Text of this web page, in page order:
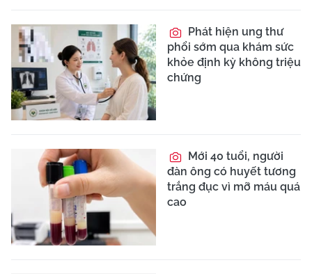
Phát hiện ung thư
phổi sớm qua khám sức
khỏe định kỳ không triệu
chứng
Mới 40 tuổi, người
đàn ông có huyết tương
trắng đục vì mỡ máu quá
cao